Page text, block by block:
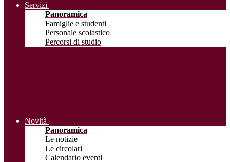
Servizi
Panoramica
Famiglie e studenti
Personale scolastico
Percorsi di studio
Novità
Panoramica
Le notizie
Le circolari
Calendario eventi